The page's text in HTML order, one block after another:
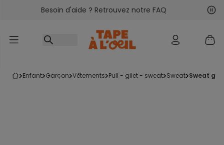
Accéder au contenu
Besoin d'aide ? Retrouvez notre FAQ
enfant garçon vêtements pull - gilet - sweat sweat sweat